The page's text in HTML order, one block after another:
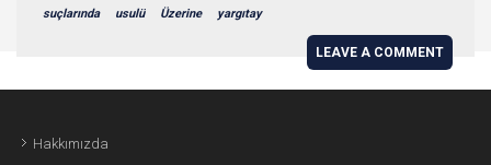
suçlarında usulü Üzerine yargıtay
LEAVE A COMMENT
Hakkımızda